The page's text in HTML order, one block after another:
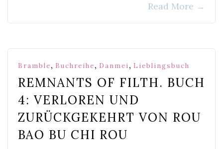
Read More →
Bramble, Buchreihe, Danmei, Lieblingsbuch
REMNANTS OF FILTH. BUCH
4: VERLOREN UND
ZURÜCKGEKEHRT VON ROU
BAO BU CHI ROU